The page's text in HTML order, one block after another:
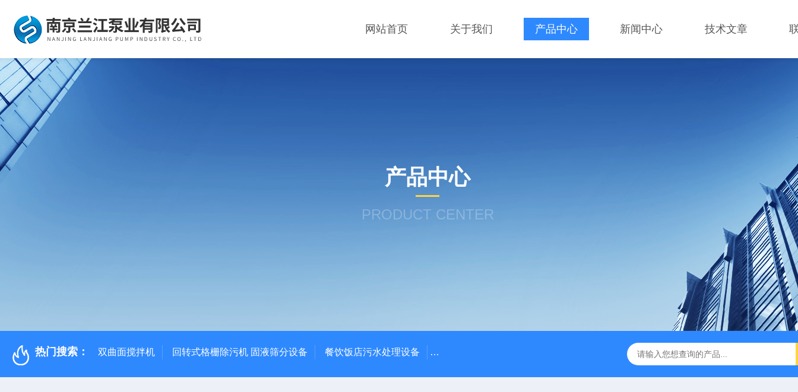
网站首页 关于我们 产品中心 新闻中心 技术文章
产品中心
PRODUCT CENTER
热门搜索： 双曲面搅拌机 回转式格栅除污机 固液筛分设备 餐饮饭店污水处理设备 高密度沉淀池中心传动刮泥机 伞型双曲面立式搅拌机 WNG5二沉池刮吸泥机原